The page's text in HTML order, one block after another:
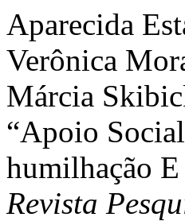
Aparecida
Verônica
Márcia
“Apoio
humilhação
Revista